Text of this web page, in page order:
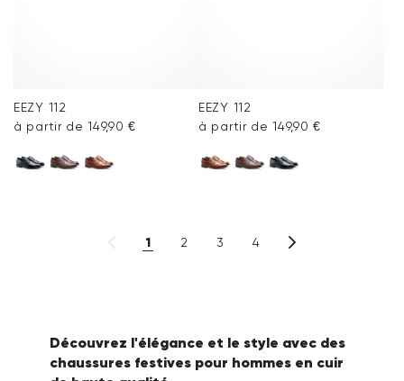
EEZY 112
à partir de 149,90 €
EEZY 112
à partir de 149,90 €
1 2 3 4
Découvrez l'élégance et le style avec des
chaussures festives pour hommes en cuir